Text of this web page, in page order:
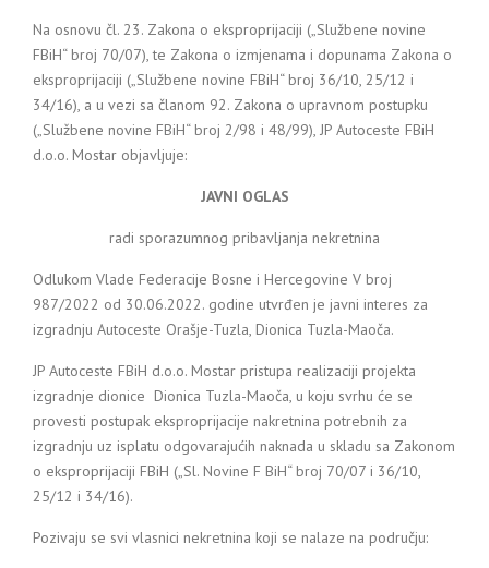
Na osnovu čl. 23. Zakona o eksproprijaciji („Službene novine
FBiH“ broj 70/07), te Zakona o izmjenama i dopunama Zakona o
eksproprijaciji („Službene novine FBiH“ broj 36/10, 25/12 i
34/16), a u vezi sa članom 92. Zakona o upravnom postupku
(„Službene novine FBiH“ broj 2/98 i 48/99), JP Autoceste FBiH
d.o.o. Mostar objavljuje:
JAVNI OGLAS
radi sporazumnog pribavljanja nekretnina
Odlukom Vlade Federacije Bosne i Hercegovine V broj
987/2022 od 30.06.2022. godine utvrđen je javni interes za
izgradnju Autoceste Orašje-Tuzla, Dionica Tuzla-Maoča.
JP Autoceste FBiH d.o.o. Mostar pristupa realizaciji projekta
izgradnje dionice Dionica Tuzla-Maoča, u koju svrhu će se
provesti postupak eksproprijacije nakretnina potrebnih za
izgradnju uz isplatu odgovarajućih naknada u skladu sa Zakonom
o eksproprijaciji FBiH („Sl. Novine F BiH“ broj 70/07 i 36/10,
25/12 i 34/16).
Pozivaju se svi vlasnici nekretnina koji se nalaze na području: